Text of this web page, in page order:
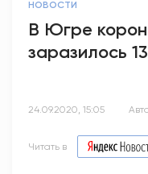
НОВОСТИ
В Югре
заразилось
24.09.2020, 15:05
Читать в